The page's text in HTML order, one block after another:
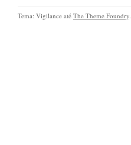
Tema: Vigilance até The Theme Foundry.